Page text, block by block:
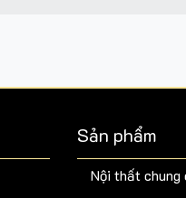
Sản phẩm
Nội thất chung